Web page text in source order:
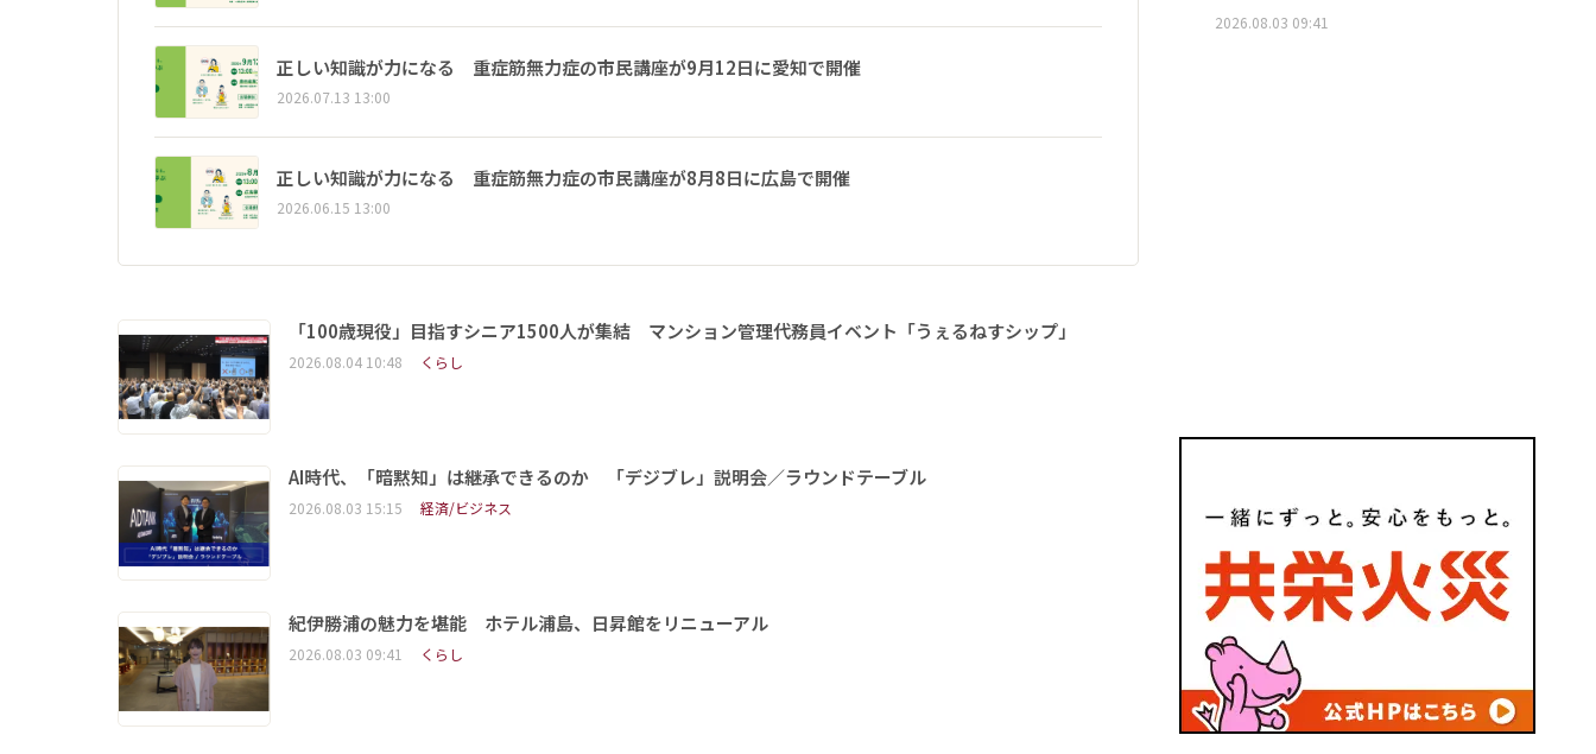
正しい知識が力になる 重症筋無力症の市民講座が9月12日に愛知で開催
2026.07.13 13:00
正しい知識が力になる 重症筋無力症の市民講座が8月8日に広島で開催
2026.06.15 13:00
「100歳現役」目指すシニア1500人が集結 マンション管理代務員イベント「うぇるねすシップ」
2026.08.04 10:48 くらし
AI時代、「暗黙知」は継承できるのか 「デジブレ」説明会／ラウンドテーブル
2026.08.03 15:15 経済/ビジネス
紀伊勝浦の魅力を堪能 ホテル浦島、日昇館をリニューアル
2026.08.03 09:41 くらし
2026.08.03 09:41